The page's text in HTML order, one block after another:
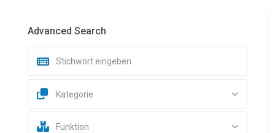
Advanced Search
Kategorie
Funktion